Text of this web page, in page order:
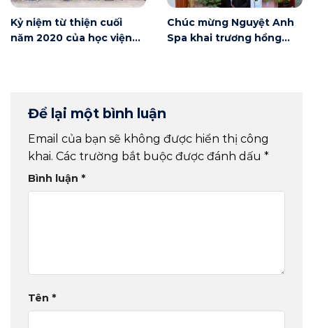
Kỷ niệm từ thiện cuối
năm 2020 của học viện
Chúc mừng Nguyệt Anh
Spa khai trương hồng
Để lại một bình luận
Email của bạn sẽ không được hiển thị công
khai. Các trường bắt buộc được đánh dấu *
Bình luận *
Tên *